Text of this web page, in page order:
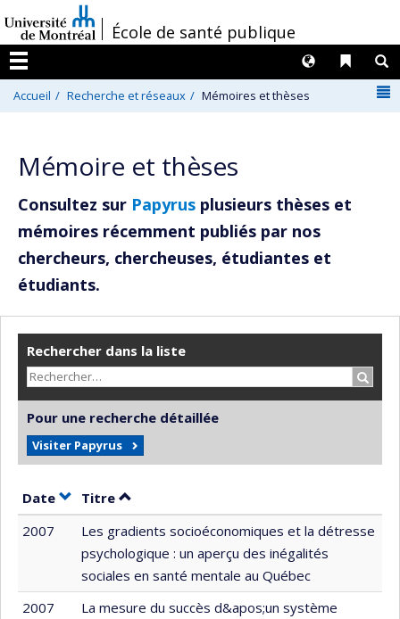
au
contenu
/École de santé publique
Menu
Liens
Langues
Accueil Recherche et réseaux Mémoires et thèses
Mémoire et thèses
Consultez sur Papyrus plusieurs thèses et
mémoires récemment publiés par nos
chercheurs, chercheuses, étudiantes et
étudiants.
Rechercher dans la liste
Pour une recherche détaillée
Visiter Papyrus
Date Trier par date en ordre croissant
Titre Trier par titre en ordre croissant
2007
Les gradients socioéconomiques et la détresse
psychologique : un aperçu des inégalités
sociales en santé mentale au Québec
2007
La mesure du succès d&apos;un système